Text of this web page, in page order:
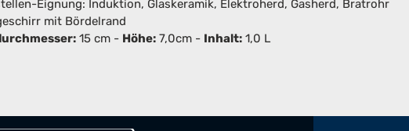
Eignung: Induktion, Glaskeramik, Elektroherd, Gasherd, Bratrohr
mit Bördelrand
15 cm - Höhe: 7,0cm - Inhalt: 1,0 L